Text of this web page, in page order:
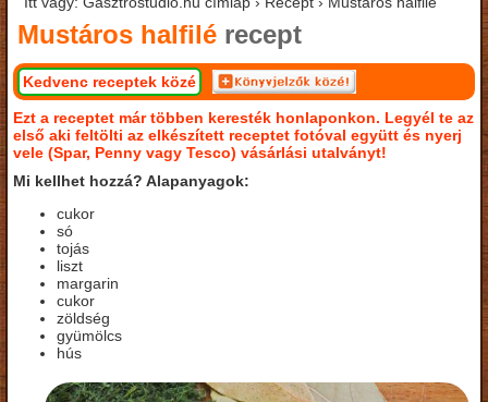
Mustáros halfilé recept
Kedvenc receptek közé
Ezt a receptet már többen keresték honlaponkon. Legyél te az
első aki feltölti az elkészített receptet fotóval együtt és nyerj
vele (Spar, Penny vagy Tesco) vásárlási utalványt!
Mi kellhet hozzá? Alapanyagok:
cukor
só
tojás
liszt
margarin
cukor
zöldség
gyümölcs
hús